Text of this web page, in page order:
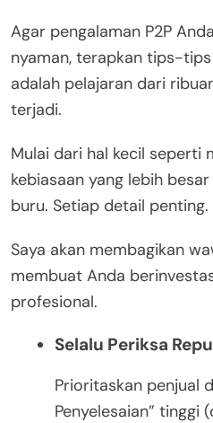
Agar pengalaman P2P
nyaman, terapkan tips-
adalah pelajaran dari
terjadi.
Mulai dari hal kecil seperti
kebiasaan yang lebih
buru. Setiap detail penting.
Saya akan membagikan
membuat Anda
profesional.
Selalu Periksa
Prioritaskan penjual
Penyelesaian” tinggi